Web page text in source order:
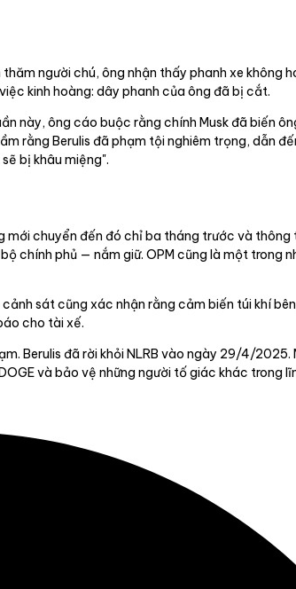
người chú, ông nhận thấy phanh xe không
kinh hoàng: dây phanh của ông đã bị cắt.
này, ông cáo buộc rằng chính Musk đã biến
rằng Berulis đã phạm tội nghiêm trọng, dẫn
bị khâu miệng".
mới chuyển đến đó chỉ ba tháng trước và
chính phủ — nắm giữ. OPM cũng là một trong
sát cũng xác nhận rằng cảm biến túi khí
cho tài xế.
Berulis đã rời khỏi NLRB vào ngày 29/4/2025.
và bảo vệ những người tố giác khác trong